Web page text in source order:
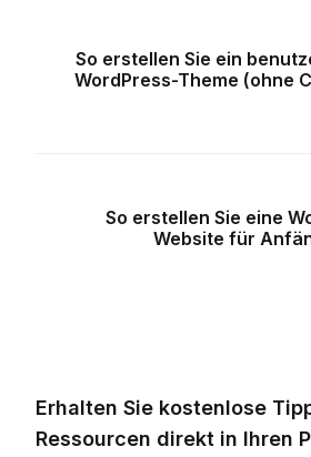
So erstellen Sie ein
WordPress-Theme (ohne
So erstellen Sie eine
Website für
Erhalten Sie kostenlose
Ressourcen direkt in Ihren